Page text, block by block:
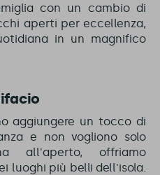
con un cambio di
aperti per eccellenza,
in un magnifico
aggiungere un tocco di
e non vogliono solo
all'aperto, offriamo
luoghi più belli dell'isola.